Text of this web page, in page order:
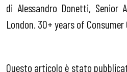
di Alessandro Donetti, Senior
London. 30+ years of
Questo articolo è stato